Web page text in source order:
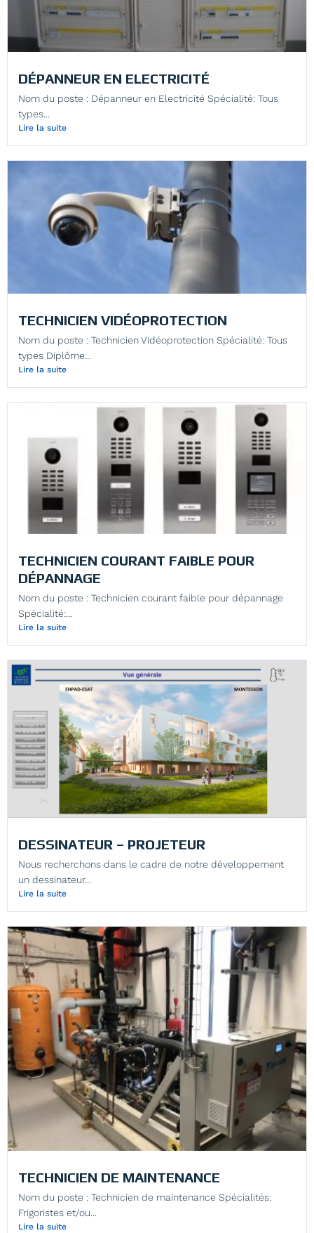
DÉPANNEUR EN ELECTRICITÉ
Nom du poste : Dépanneur en Electricité Spécialité: Tous
types...
Lire la suite
TECHNICIEN VIDÉOPROTECTION
Nom du poste : Technicien Vidéoprotection Spécialité: Tous
types Diplôme...
Lire la suite
TECHNICIEN COURANT FAIBLE POUR
DÉPANNAGE
Nom du poste : Technicien courant faible pour dépannage
Spécialité:...
Lire la suite
DESSINATEUR – PROJETEUR
Nous recherchons dans le cadre de notre développement
un dessinateur...
Lire la suite
TECHNICIEN DE MAINTENANCE
Nom du poste : Technicien de maintenance Spécialités:
Frigoristes et/ou...
Lire la suite